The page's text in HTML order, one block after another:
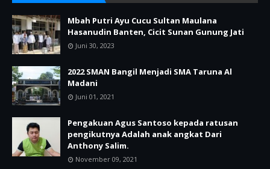
Mbah Putri Ayu Cucu Sultan Maulana
Hasanudin Banten, Cicit Sunan Gunung Jati
Juni 30, 2023
2022 SMAN Bangil Menjadi SMA Taruna Al
Madani
Juni 01, 2021
Pengakuan Agus Santoso kepada ratusan
pengikutnya Adalah anak angkat Dari
Anthony Salim.
November 09, 2021